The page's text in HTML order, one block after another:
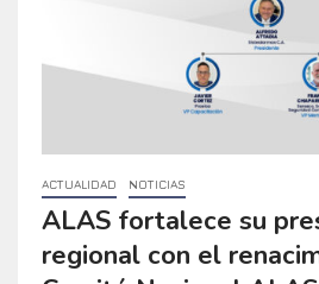
ACTUALIDAD NOTICIAS
ALAS fortalece su
regional con el